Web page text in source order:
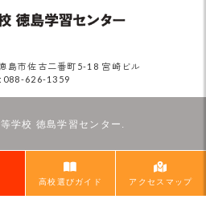
島市佐古二番町5-18 宮崎ビル
626-1359
学校 徳島学習センター.
高校選びガイド アクセスマップ